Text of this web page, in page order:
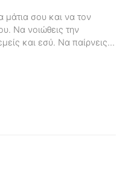
μάτια σου και να τον
Να νοιώθεις την
και εσύ. Να παίρνεις…